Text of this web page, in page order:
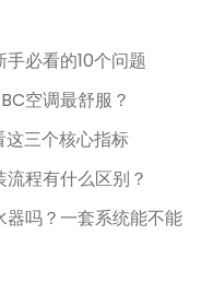
必看的10个问题
空调最舒服？
三个核心指标
程有什么区别？
吗？一套系统能不能